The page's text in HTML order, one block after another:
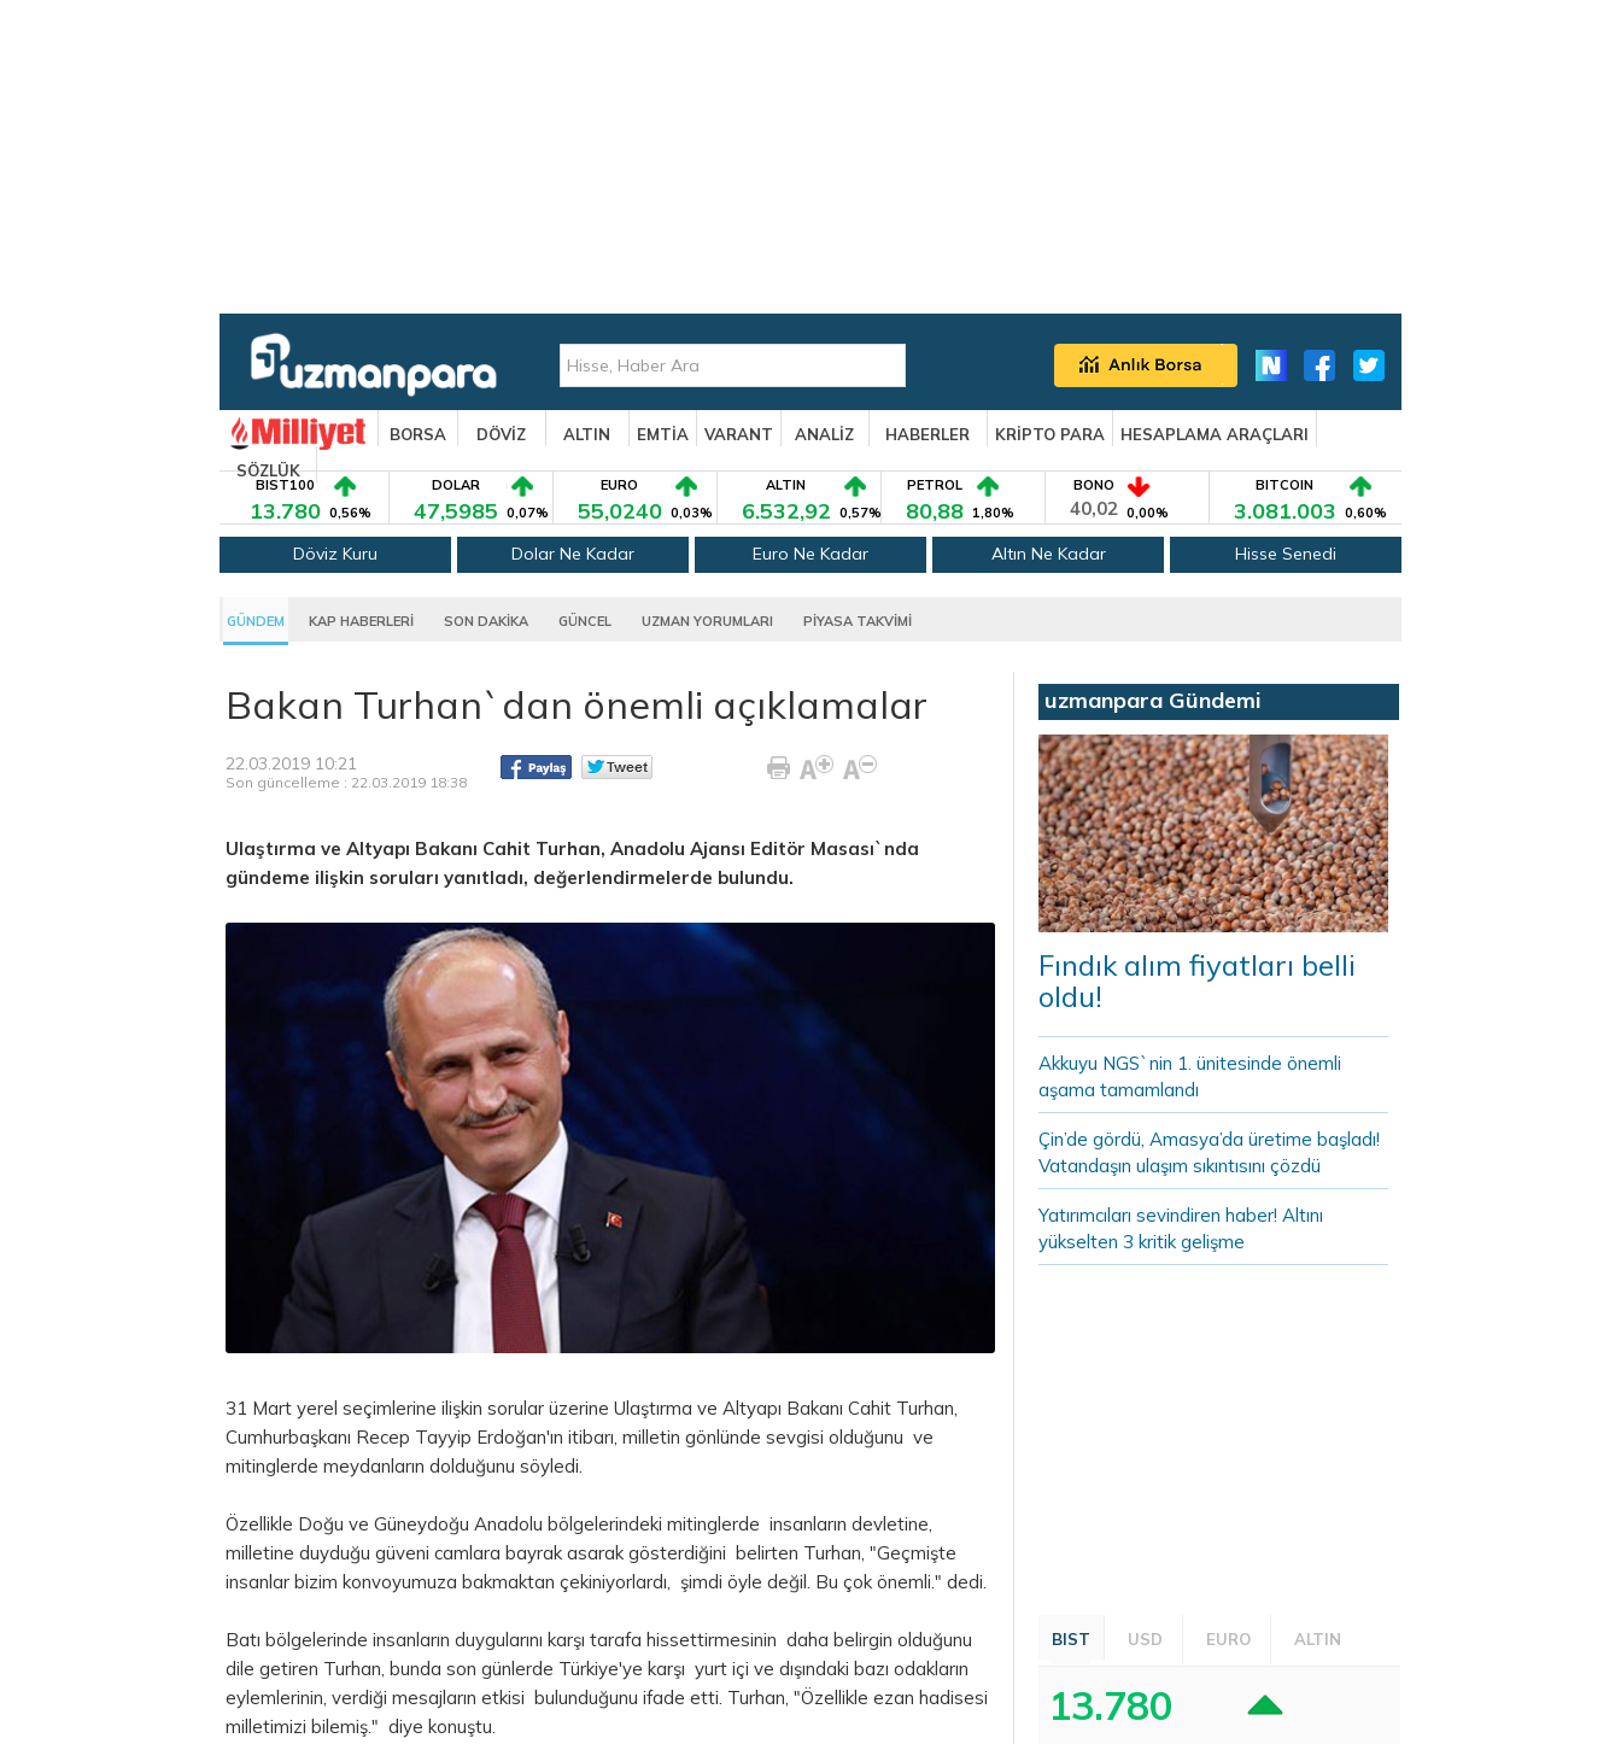
BORSA DÖVİZ ALTIN EMTİA VARANT ANALİZ HABERLER KRİPTO PARA
HESAPLAMA ARAÇLARI
SÖZLÜK
BIST100
13.780 0,56%
DOLAR
47,5985 0,07%
EURO
55,0240 0,03%
ALTIN
6.532,92 0,57%
PETROL
80,88 1,80%
BONO
40,02 0,00%
BITCOIN
3.081.003 0,60%
Döviz Kuru Dolar Ne Kadar Euro Ne Kadar Altın Ne Kadar Hisse Senedi
GÜNDEM KAP HABERLERİ SON DAKİKA GÜNCEL UZMAN YORUMLARI PİYASA TAKVİMİ
Bakan Turhan`dan önemli açıklamalar
22.03.2019 10:21
Son güncelleme : 22.03.2019 18:38
Ulaştırma ve Altyapı Bakanı Cahit Turhan, Anadolu Ajansı Editör Masası`nda
gündeme ilişkin soruları yanıtladı, değerlendirmelerde bulundu.
31 Mart yerel seçimlerine ilişkin sorular üzerine Ulaştırma ve Altyapı Bakanı Cahit Turhan,
Cumhurbaşkanı Recep Tayyip Erdoğan'ın itibarı, milletin gönlünde sevgisi olduğunu ve
mitinglerde meydanların dolduğunu söyledi.
Özellikle Doğu ve Güneydoğu Anadolu bölgelerindeki mitinglerde insanların devletine,
milletine duyduğu güveni camlara bayrak asarak gösterdiğini belirten Turhan, "Geçmişte
insanlar bizim konvoyumuza bakmaktan çekiniyorlardı, şimdi öyle değil. Bu çok önemli." dedi.
Batı bölgelerinde insanların duygularını karşı tarafa hissettirmesinin daha belirgin olduğunu
dile getiren Turhan, bunda son günlerde Türkiye'ye karşı yurt içi ve dışındaki bazı odakların
eylemlerinin, verdiği mesajların etkisi bulunduğunu ifade etti. Turhan, "Özellikle ezan hadisesi
milletimizi bilemiş." diye konuştu.
uzmanpara Gündemi
Fındık alım fiyatları belli
oldu!
Akkuyu NGS`nin 1. ünitesinde önemli
aşama tamamlandı
Çin’de gördü, Amasya’da üretime başladı!
Vatandaşın ulaşım sıkıntısını çözdü
Yatırımcıları sevindiren haber! Altını
yükselten 3 kritik gelişme
BIST USD EURO ALTIN
13.780